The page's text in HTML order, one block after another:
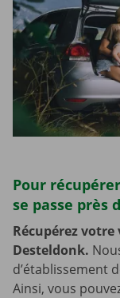
Pour
se passe près
Récupérez
Desteldonk.
d’établissement
Ainsi, vous